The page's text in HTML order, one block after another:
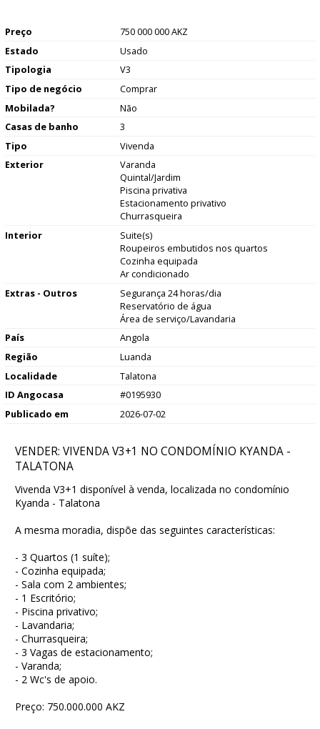
Preço
750 000 000 AKZ
Estado
Usado
Tipologia
V3
Tipo de negócio
Comprar
Mobilada?
Não
Casas de banho
3
Tipo
Vivenda
Exterior
Varanda
Quintal/Jardim
Piscina privativa
Estacionamento privativo
Churrasqueira
Interior
Suite(s)
Roupeiros embutidos nos quartos
Cozinha equipada
Ar condicionado
Extras - Outros
Segurança 24 horas/dia
Reservatório de água
Área de serviço/Lavandaria
País
Angola
Região
Luanda
Localidade
Talatona
ID Angocasa
#0195930
Publicado em
2026-07-02
VENDER: VIVENDA V3+1 NO CONDOMÍNIO KYANDA -
TALATONA
Vivenda V3+1 disponível à venda, localizada no condomínio
Kyanda - Talatona
A mesma moradia, dispõe das seguintes características:
- 3 Quartos (1 suíte);
- Cozinha equipada;
- Sala com 2 ambientes;
- 1 Escritório;
- Piscina privativo;
- Lavandaria;
- Churrasqueira;
- 3 Vagas de estacionamento;
- Varanda;
- 2 Wc's de apoio.
Preço: 750.000.000 AKZ